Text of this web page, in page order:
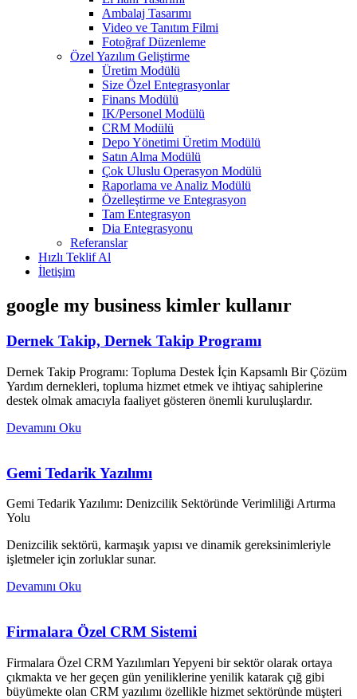
Ambalaj Tasarımı
Video ve Tanıtım Filmi
Fotoğraf Düzenleme
Özel Yazılım Geliştirme
Üretim Modülü
Size Özel Entegrasyonlar
Finans Modülü
IK/Personel Modülü
CRM Modülü
Depo Yönetimi Üretim Modülü
Satın Alma Modülü
Çok Uluslu Operasyon Modülü
Raporlama ve Analiz Modülü
Özelleştirme ve Entegrasyon
Tam Entegrasyon
Dia Entegrasyonu
Referanslar
Hızlı Teklif Al
İletişim
google my business kimler kullanır
Dernek Takip, Dernek Takip Programı
Dernek Takip Programı: Topluma Destek İçin Kapsamlı Bir Çözüm
Yardım dernekleri, topluma hizmet etmek ve ihtiyaç sahiplerine
destek olmak amacıyla faaliyet gösteren önemli kuruluşlardır.
Devamını Oku
Gemi Tedarik Yazılımı
Gemi Tedarik Yazılımı: Denizcilik Sektöründe Verimliliği Artırma
Yolu
Denizcilik sektörü, karmaşık yapısı ve dinamik gereksinimleriyle
işletmeler için zorluklar sunar.
Devamını Oku
Firmalara Özel CRM Sistemi
Firmalara Özel CRM Yazılımları Yepyeni bir sektör olarak ortaya
çıkmakta ve her geçen gün yeniliklerine yenilik katarak çığ gibi
büyümekte olan CRM yazılımı özellikle hizmet sektöründe müşteri